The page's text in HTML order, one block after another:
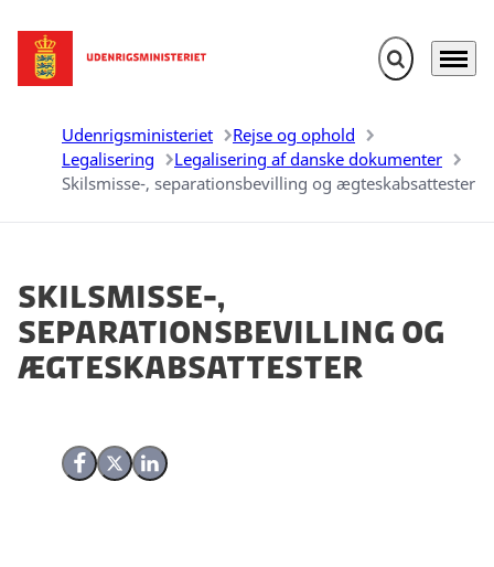
Gå til forsiden Fold søgefelt
Menu
Udenrigsministeriet
Rejse og ophold
Legalisering
Legalisering af danske dokumenter
Skilsmisse-, separationsbevilling og ægteskabsattester
Skilsmisse-,
separationsbevilling og
ægteskabsattester
Del på Facebook
Del på X (Twitter)
Del på LinkedIn